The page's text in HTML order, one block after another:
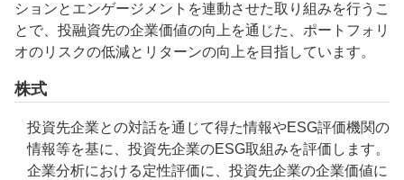
ションとエンゲージメントを連動させた取り組みを行うこ
とで、投融資先の企業価値の向上を通じた、ポートフォリ
オのリスクの低減とリターンの向上を目指しています。
株式
投資先企業との対話を通じて得た情報やESG評価機関の
情報等を基に、投資先企業のESG取組みを評価します。
企業分析における定性評価に、投資先企業の企業価値に